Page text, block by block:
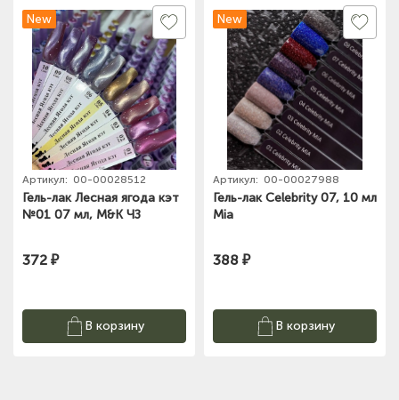
New
Артикул: 00-00028512
Гель-лак Лесная ягода кэт
№01 07 мл, M&K ЧЗ
372 ₽
В корзину
New
Артикул: 00-00027988
Гель-лак Celebrity 07, 10 мл
Mia
388 ₽
В корзину